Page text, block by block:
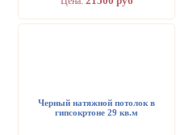
Черный натяжной потолок в
гипсокртоне 29 кв.м